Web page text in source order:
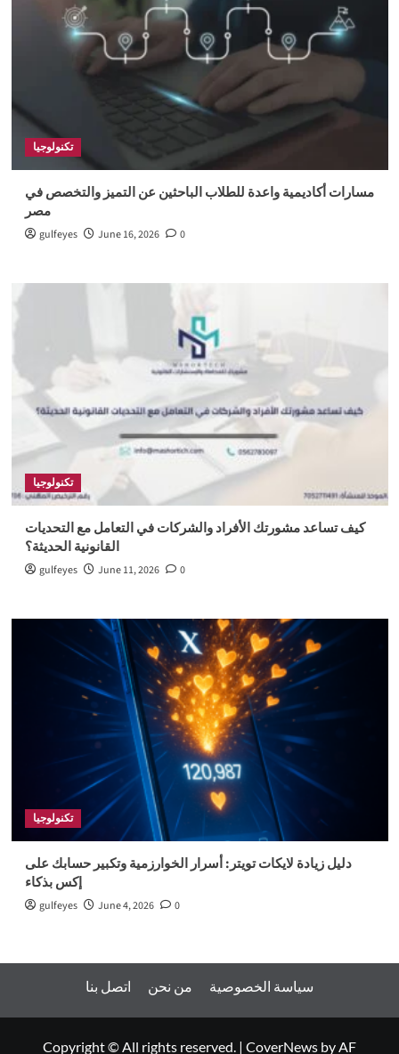
تكنولوجيا
مسارات أكاديمية واعدة للطلاب الباحثين عن التميز والتخصص في
مصر
gulfeyes June 16, 2026 0
تكنولوجيا
كيف تساعد مشورتك الأفراد والشركات في التعامل مع التحديات
القانونية الحديثة؟
gulfeyes June 11, 2026 0
تكنولوجيا
دليل زيادة لايكات تويتر: أسرار الخوارزمية وتكبير حسابك على
إكس بذكاء
gulfeyes June 4, 2026 0
اتصل بنا من نحن سياسة الخصوصية
Copyright © All rights reserved. | CoverNews by AF